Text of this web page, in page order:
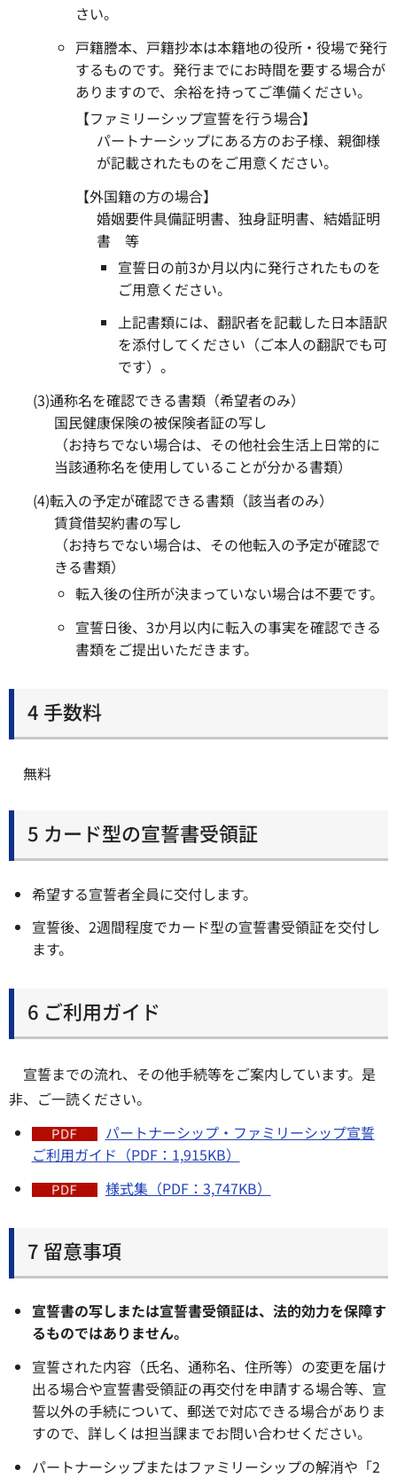
さい。
戸籍謄本、戸籍抄本は本籍地の役所・役場で発行
するものです。発行までにお時間を要する場合が
ありますので、余裕を持ってご準備ください。
【ファミリーシップ宣誓を行う場合】
パートナーシップにある方のお子様、親御様
が記載されたものをご用意ください。
【外国籍の方の場合】
婚姻要件具備証明書、独身証明書、結婚証明
書 等
宣誓日の前3か月以内に発行されたものを
ご用意ください。
上記書類には、翻訳者を記載した日本語訳
を添付してください（ご本人の翻訳でも可
です）。
(3)通称名を確認できる書類（希望者のみ）
国民健康保険の被保険者証の写し
（お持ちでない場合は、その他社会生活上日常的に
当該通称名を使用していることが分かる書類）
(4)転入の予定が確認できる書類（該当者のみ）
賃貸借契約書の写し
（お持ちでない場合は、その他転入の予定が確認で
きる書類）
転入後の住所が決まっていない場合は不要です。
宣誓日後、3か月以内に転入の事実を確認できる
書類をご提出いただきます。
4 手数料
無料
5 カード型の宣誓書受領証
希望する宣誓者全員に交付します。
宣誓後、2週間程度でカード型の宣誓書受領証を交付し
ます。
6 ご利用ガイド
宣誓までの流れ、その他手続等をご案内しています。是
非、ご一読ください。
パートナーシップ・ファミリーシップ宣誓
ご利用ガイド（PDF：1,915KB）
様式集（PDF：3,747KB）
7 留意事項
宣誓書の写しまたは宣誓書受領証は、法的効力を保障す
るものではありません。
宣誓された内容（氏名、通称名、住所等）の変更を届け
出る場合や宣誓書受領証の再交付を申請する場合等、宣
誓以外の手続について、郵送で対応できる場合がありま
すので、詳しくは担当課までお問い合わせください。
パートナーシップまたはファミリーシップの解消や「2